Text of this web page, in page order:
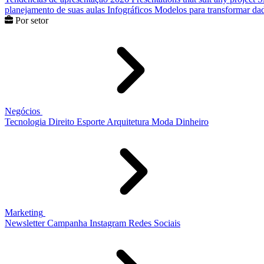
planejamento de suas aulas Infográficos Modelos para transformar
Por setor
Negócios
Tecnologia Direito Esporte Arquitetura Moda Dinheiro
Marketing
Newsletter Campanha Instagram Redes Sociais